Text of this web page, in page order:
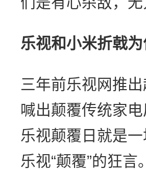
乐视和小米折戟
三年前乐视网推
喊出颠覆传统家
乐视颠覆日就是
乐视“颠覆”的狂